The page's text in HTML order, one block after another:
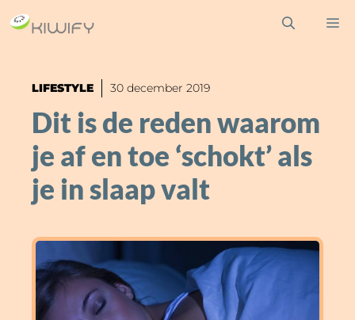
Ga
naar
inhoudLIFESTYLE 30 december 2019
Dit is de reden waarom
je af en toe ‘schokt’ als
je in slaap valt